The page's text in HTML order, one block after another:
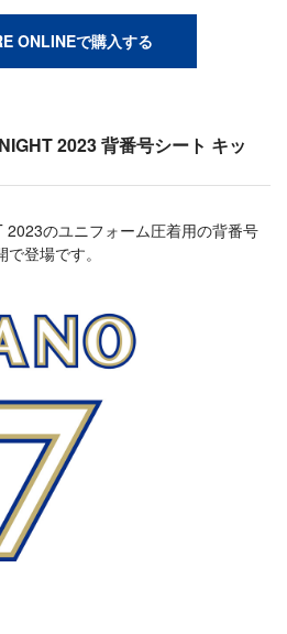
ONLINEで購入する
2023 背番号シート キッ
のユニフォーム圧着用の背番号
登場です。